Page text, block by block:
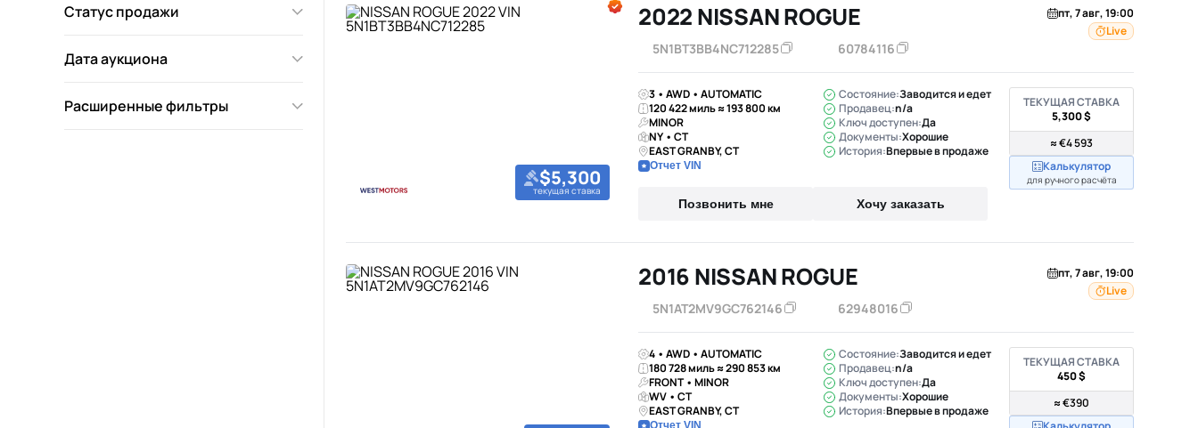
Статус продажи
Дата аукциона
Расширенные фильтры
$5,300
текущая ставка
2022 NISSAN ROGUE
5N1BT3BB4NC712285 60784116
пт, 7 авг, 19:00
Live
3 • AWD • AUTOMATIC
120 422 миль ≈ 193 800 км
MINOR
NY • CT
EAST GRANBY, CT
Отчет VIN
Состояние:Заводится и едет
Продавец:n/a
Ключ доступен:Да
Документы:Хорошие
История:Впервые в продаже
Позвонить мне Хочу заказать
ТЕКУЩАЯ СТАВКА
5,300 $
≈ €4 593
Калькулятор
для ручного расчёта
2016 NISSAN ROGUE
5N1AT2MV9GC762146 62948016
пт, 7 авг, 19:00
Live
4 • AWD • AUTOMATIC
180 728 миль ≈ 290 853 км
FRONT • MINOR
WV • CT
EAST GRANBY, CT
Отчет VIN
Состояние:Заводится и едет
Продавец:n/a
Ключ доступен:Да
Документы:Хорошие
История:Впервые в продаже
ТЕКУЩАЯ СТАВКА
450 $
≈ €390